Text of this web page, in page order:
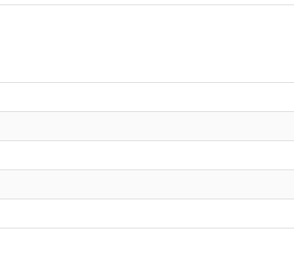
Gorilla Sports
Gorilla Sports